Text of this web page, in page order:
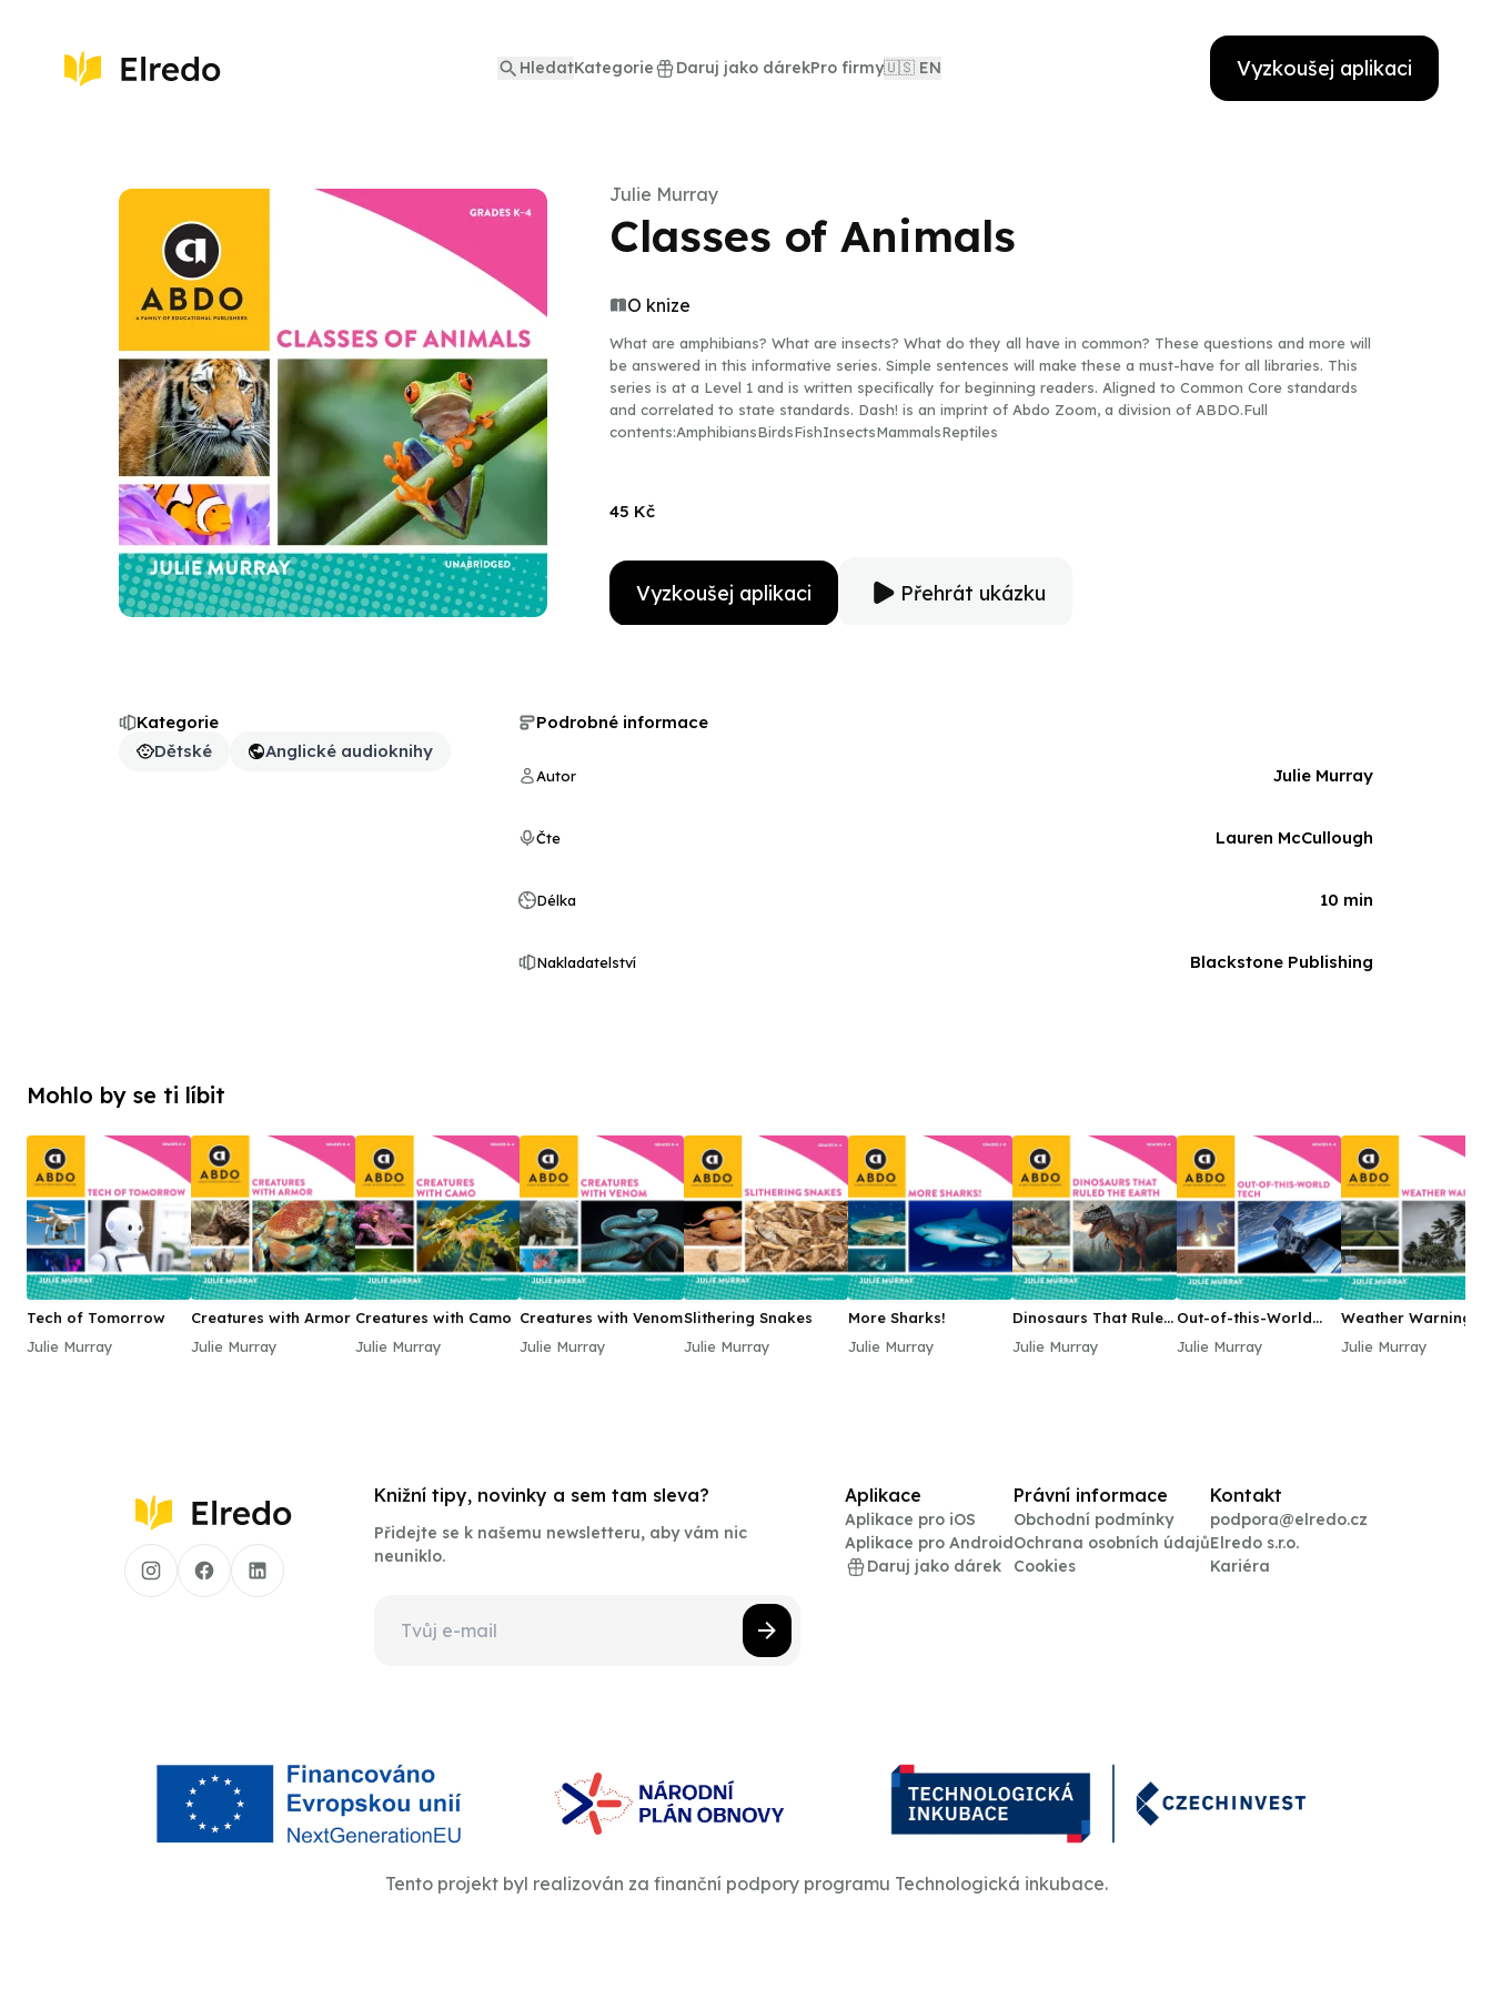
HledatKategorie Daruj jako dárekPro firmy🇺🇸 EN Vyzkoušej aplikaci
Julie Murray
Classes of Animals
O knize
What are amphibians? What are insects? What do they all have in common? These questions and more will
be answered in this informative series. Simple sentences will make these a must-have for all libraries. This
series is at a Level 1 and is written specifically for beginning readers. Aligned to Common Core standards
and correlated to state standards. Dash! is an imprint of Abdo Zoom, a division of ABDO.Full
contents:AmphibiansBirdsFishInsectsMammalsReptiles
45 Kč
Vyzkoušej aplikaci Přehrát ukázku
Kategorie
Dětské
Anglické audioknihy
Podrobné informace
Autor Julie Murray
Čte Lauren McCullough
Délka 10 min
Nakladatelství Blackstone Publishing
Mohlo by se ti líbit
Tech of Tomorrow
Julie Murray
Creatures with Armor
Julie Murray
Creatures with Camo
Julie Murray
Creatures with Venom
Julie Murray
Slithering Snakes
Julie Murray
More Sharks!
Julie Murray
Dinosaurs That Ruled
Julie Murray
Out-of-this-World
Julie Murray
Weather Warning!
Julie Murray
Knižní tipy, novinky a sem tam sleva?
Přidejte se k našemu newsletteru, aby vám nic
neuniklo.
Aplikace
Aplikace pro iOS
Aplikace pro Android
Daruj jako dárek
Právní informace
Obchodní podmínky
Ochrana osobních údajů
Cookies
Kontakt
podpora@elredo.cz
Elredo s.r.o.
Kariéra
Tento projekt byl realizován za finanční podpory programu Technologická inkubace.